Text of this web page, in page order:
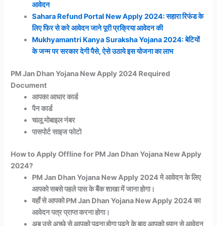
आवेदन
Sahara Refund Portal New Apply 2024: सहारा रिफंड के
लिए फिर से करे आवेदन जाने पूरी प्रक्रिया आवेदन की
Mukhyamantri Kanya Suraksha Yojana 2024: बेटियों
के जन्म पर सरकार देगी पैसे, ऐसे उठाये इस योजना का लाभ
PM Jan Dhan Yojana New Apply 2024 Required
Document
आपका आधार कार्ड
पैन कार्ड
चालू मोबाइल नंबर
पासपोर्ट साइज फोटो
How to Apply Offline for PM Jan Dhan Yojana New Apply
2024?
PM Jan Dhan Yojana New Apply 2024 मे आवेदन के लिए
आपको सबसे पहले पास के बैंक शाखा में जाना होगा।
वहाँ से आपको PM Jan Dhan Yojana New Apply 2024 का
आवेदन पत्र प्राप्त करना होगा।
अब उसे अच्छे से आपको पढ़ना होगा पढ़ने के बाद आपको ध्यान से आवेदन